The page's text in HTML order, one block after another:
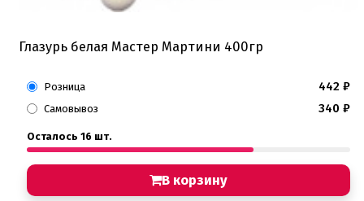
Глазурь белая Мастер Мартини 400гр
Розница 442 ₽
Самовывоз 340 ₽
Осталось 16 шт.
В корзину